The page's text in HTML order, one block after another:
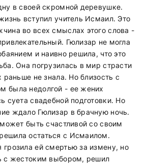
в своей скромной деревушке.
вступил учитель Исмаил. Это
во всех смыслах этого слова -
Гюлизар не могла
и наивно решила, что это
Она погрузилась в мир страсти
раньше не знала. Но близость с
была недолгой - ее жених
суета свадебной подготовки. Но
ждало Гюлизар в брачную ночь.
быть счастливой со своим
остаться с Исмаилом.
грозила ей смертью за измену, но
с жестоким выбором, решил